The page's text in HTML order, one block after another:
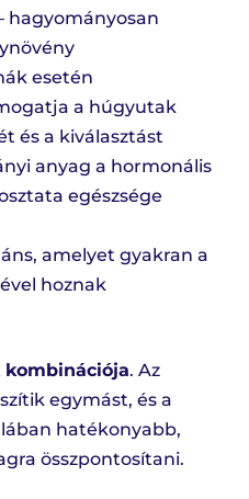
hagyományosan
esetén
a húgyutak
és a kiválasztást
anyag a hormonális
egészsége
amelyet gyakran a
hoznak
kombinációja. Az
egymást, és a
hatékonyabb,
összpontosítani.